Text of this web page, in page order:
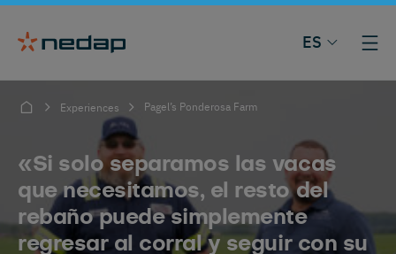
ES
Experiences Pagel’s Ponderosa Farm
«Si solo separamos las vacas
que necesitamos, el resto del
rebaño puede simplemente
regresar al corral y seguir con su